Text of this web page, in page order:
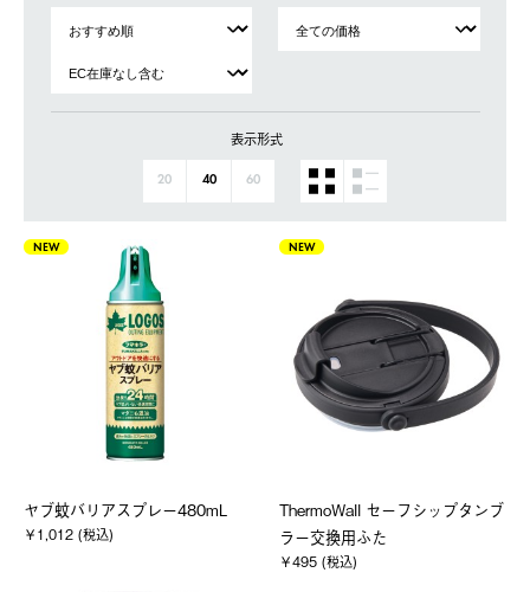
表示形式
20 40 60
NEW
ヤブ蚊バリアスプレー480mL
￥1,012 (税込)
NEW
ThermoWall セーフシップタンブ
ラー交換用ふた
￥495 (税込)